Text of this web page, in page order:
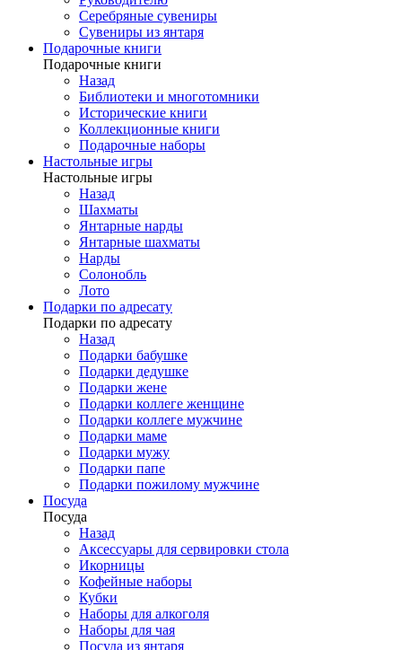
Серебряные сувениры
Сувениры из янтаря
Подарочные книги
Подарочные книги
Назад
Библиотеки и многотомники
Исторические книги
Коллекционные книги
Подарочные наборы
Настольные игры
Настольные игры
Назад
Шахматы
Янтарные нарды
Янтарные шахматы
Нарды
Солонобль
Лото
Подарки по адресату
Подарки по адресату
Назад
Подарки бабушке
Подарки дедушке
Подарки жене
Подарки коллеге женщине
Подарки коллеге мужчине
Подарки маме
Подарки мужу
Подарки папе
Подарки пожилому мужчине
Посуда
Посуда
Назад
Аксессуары для сервировки стола
Икорницы
Кофейные наборы
Кубки
Наборы для алкоголя
Наборы для чая
Посуда из янтаря